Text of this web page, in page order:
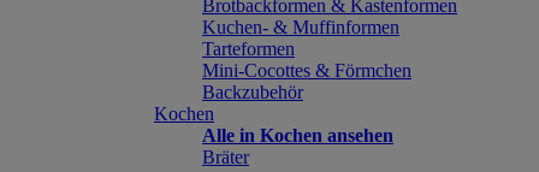
Brotbackformen & Kastenformen
Kuchen- & Muffinformen
Tarteformen
Mini-Cocottes & Förmchen
Backzubehör
Kochen
Alle in Kochen ansehen
Bräter